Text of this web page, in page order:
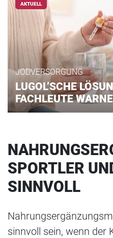
AKTUELL
JODVERSORGUNG
LUGOL’SCHE
FACHLEUTE
SPORTLER
SINNVOLL
sinnvoll sein, wenn der